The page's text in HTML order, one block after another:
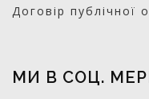
Договір публічної
МИ В СОЦ.